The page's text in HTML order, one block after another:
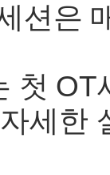
션은
OT
세한